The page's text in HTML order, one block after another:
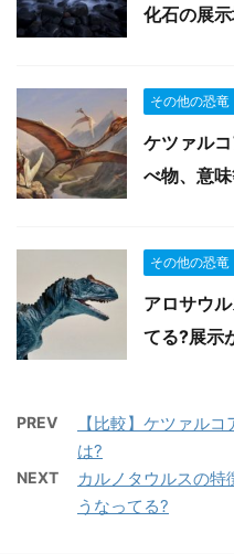
化石の展
その他の恐竜
ケツァル
べ物、意
その他の恐竜
アロサウ
てる?展示
PREV
【比較】ケツァル
は?
NEXT
カルノタウルスの
うなってる?